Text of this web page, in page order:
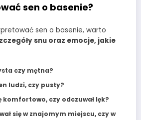
sen o basenie?
sen o basenie, warto
snu oraz emocje, jakie
czy mętna?
ludzi, czy pusty?
komfortowo, czy odczuwał lęk?
się w znajomym miejscu, czy w